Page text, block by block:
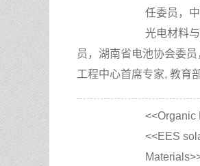
任委员，
光电材料
员，湖南省电池协会委
工程中心首席专家, 教育
<<Organic
<<EES